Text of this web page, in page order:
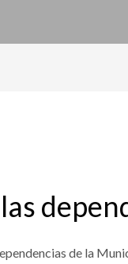
de la